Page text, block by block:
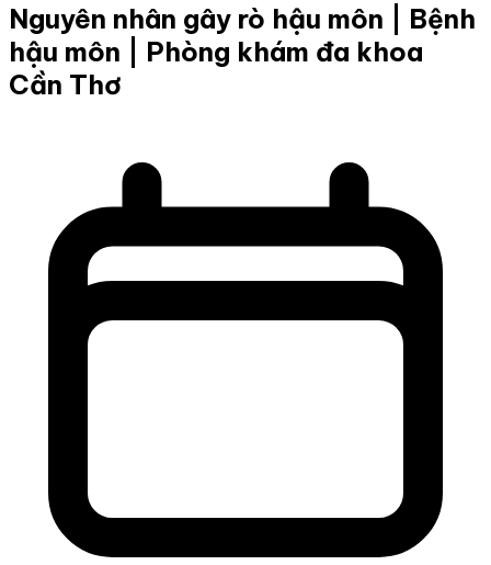
Nguyên nhân gây rò hậu môn | Bệnh
hậu môn | Phòng khám đa khoa
Cần Thơ